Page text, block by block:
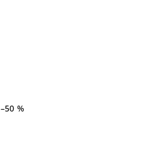
–50 %